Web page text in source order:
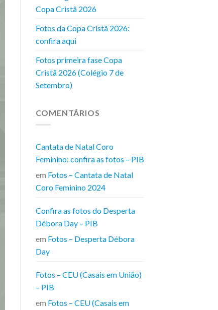
Copa Cristã 2026
Fotos da Copa Cristã 2026:
confira aqui
Fotos primeira fase Copa
Cristã 2026 (Colégio 7 de
Setembro)
COMENTÁRIOS
Cantata de Natal Coro
Feminino: confira as fotos – PIB
em Fotos – Cantata de Natal
Coro Feminino 2024
Confira as fotos do Desperta
Débora Day – PIB
em Fotos – Desperta Débora
Day
Fotos – CEU (Casais em União)
– PIB
em Fotos – CEU (Casais em